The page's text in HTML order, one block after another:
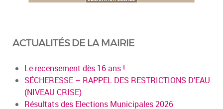
ACTUALITÉS DE LA MAIRIE
Le recensement dès 16 ans !
SÉCHERESSE – RAPPEL DES RESTRICTIONS D'EAU
(NIVEAU CRISE)
Résultats des Elections Municipales 2026